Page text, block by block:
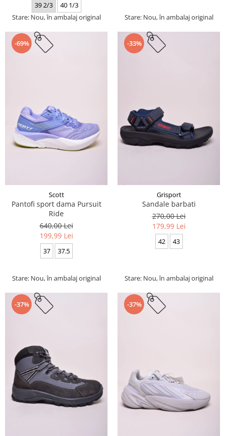
39 2/3
40 1/3
Stare: Nou, în ambalaj original
Stare: Nou, în ambalaj original
-69%
Scott
Pantofi sport dama Pursuit
Ride
640,00 Lei
199,99 Lei
37 37.5
Stare: Nou, în ambalaj original
-33%
Grisport
Sandale barbati
270,00 Lei
179,99 Lei
42 43
Stare: Nou, în ambalaj original
-37% -37%